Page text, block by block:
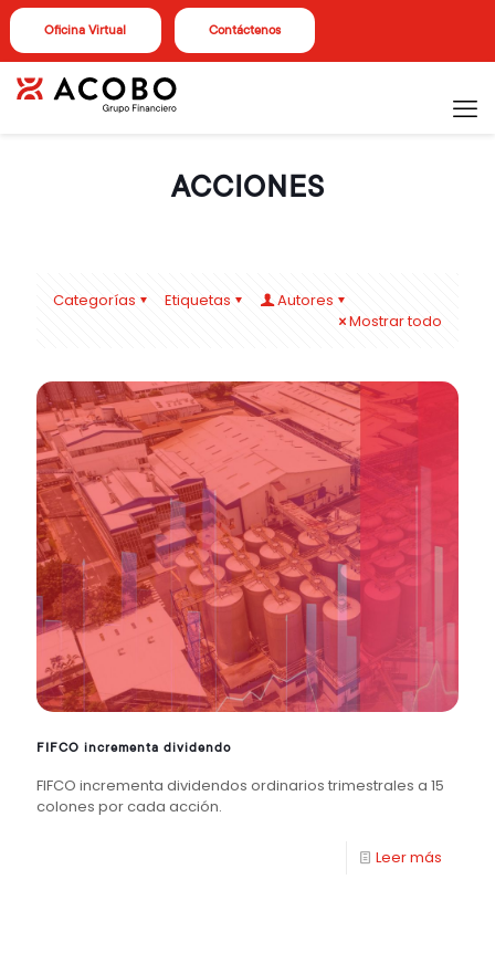
Oficina Virtual Contáctenos
ACCIONES
Categorías Etiquetas
Autores
Mostrar todo
FIFCO incrementa dividendo
FIFCO incrementa dividendos ordinarios trimestrales a 15
colones por cada acción.
Leer más